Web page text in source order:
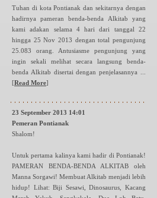
Tuhan di kota Pontianak dan sekitarnya dengan
hadirnya pameran benda-benda Alkitab yang
kami adakan selama 4 hari dari tanggal 22
hingga 25 Nov 2013 dengan total pengunjung
25.083 orang. Antusiasme pengunjung yang
ingin sekali melihat secara langsung benda-
benda Alkitab disertai dengan penjelasannya ...
[Read More]
23 September 2013 14:01
Pemeran Pontianak
Shalom!
Untuk pertama kalinya kami hadir di Pontianak!
PAMERAN BENDA-BENDA ALKITAB oleh
Manna Sorgawi! Membuat Alkitab menjadi lebih
hidup! Lihat: Biji Sesawi, Dinosaurus, Kacang